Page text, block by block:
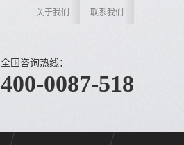
关于我们 联系我们
全国咨询热线：
400-0087-518